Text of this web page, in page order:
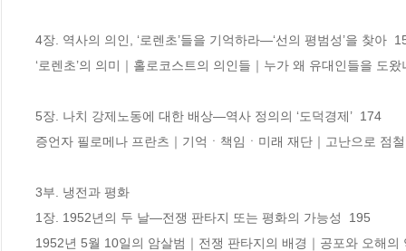
4장. 역사의 의인, ‘로렌초’들을 기억하라―‘선의 평범성’을 찾아
‘로렌초’의 의미｜홀로코스트의 의인들｜누가 왜 유대인들을 도
5장. 나치 강제노동에 대한 배상―역사 정의의 ‘도덕경제’  174
증언자 필로메나 프란츠｜기억ㆍ책임ㆍ미래 재단｜고난으로 점
3부. 냉전과 평화
1장. 1952년의 두 날―전쟁 판타지 또는 평화의 가능성  195
1952년 5월 10일의 암살범｜전쟁 판타지의 배경｜공포와 오해